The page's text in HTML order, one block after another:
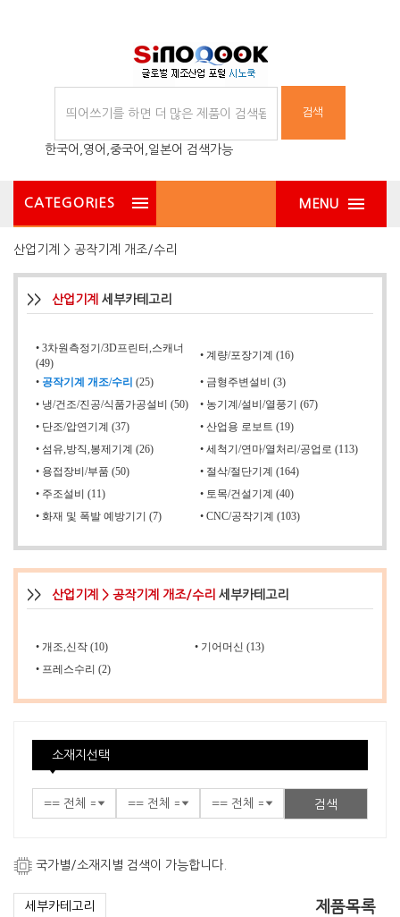
검색
한국어,영어,중국어,일본어 검색가능
CATEGORIES MENU
산업기계 > 공작기계 개조/수리
>> 산업기계 세부카테고리
• 3차원측정기/3D프린터,스캐너
(49)
• 계량/포장기계 (16)
• 공작기계 개조/수리 (25) • 금형주변설비 (3)
• 냉/건조/진공/식품가공설비 (50) • 농기계/설비/열풍기 (67)
• 단조/압연기계 (37) • 산업용 로보트 (19)
• 섬유,방직,봉제기계 (26) • 세척기/연마/열처리/공업로 (113)
• 용접장비/부품 (50) • 절삭/절단기계 (164)
• 주조설비 (11) • 토목/건설기계 (40)
• 화재 및 폭발 예방기기 (7) • CNC/공작기계 (103)
>> 산업기계 > 공작기계 개조/수리 세부카테고리
• 개조,신작 (10) • 기어머신 (13)
• 프레스수리 (2)
소재지선택
검색
국가별/소재지별 검색이 가능합니다.
세부카테고리 제품목록